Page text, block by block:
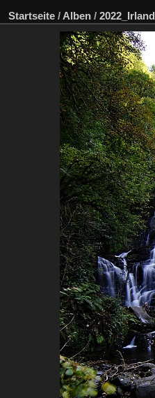
Startseite / Alben / 2022_Irland